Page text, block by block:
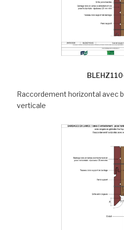
Raccordement horizontal avec
verticale